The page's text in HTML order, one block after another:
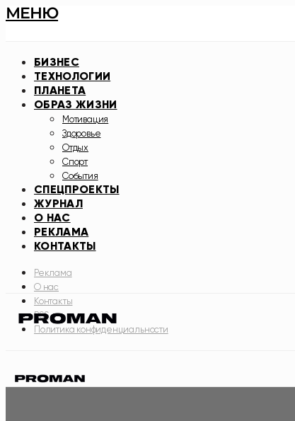
МЕНЮ
БИЗНЕС
ТЕХНОЛОГИИ
ПЛАНЕТА
ОБРАЗ ЖИЗНИ
Мотивация
Здоровье
Отдых
Спорт
События
СПЕЦПРОЕКТЫ
ЖУРНАЛ
О НАС
РЕКЛАМА
КОНТАКТЫ
Реклама
О нас
Контакты
RSS
Политика конфиденциальности